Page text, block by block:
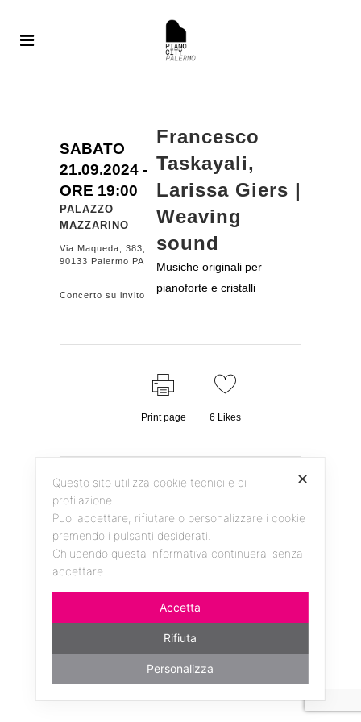
SABATO
21.09.2024 -
ORE 19:00
PALAZZO
MAZZARINO
Via Maqueda, 383,
90133 Palermo PA
Concerto su invito
Francesco
Taskayali,
Larissa Giers |
Weaving
sound
Musiche originali per
pianoforte e cristalli
Print page 6 Likes
Facebook
Instagram
YouTube
da un'idea di ANDREAS KERN - realizzato da
✕
Questo sito utilizza cookie tecnici e di
profilazione.
Puoi accettare, rifiutare o personalizzare i cookie
premendo i pulsanti desiderati.
Chiudendo questa informativa continuerai senza
accettare.
Accetta
Rifiuta
Personalizza